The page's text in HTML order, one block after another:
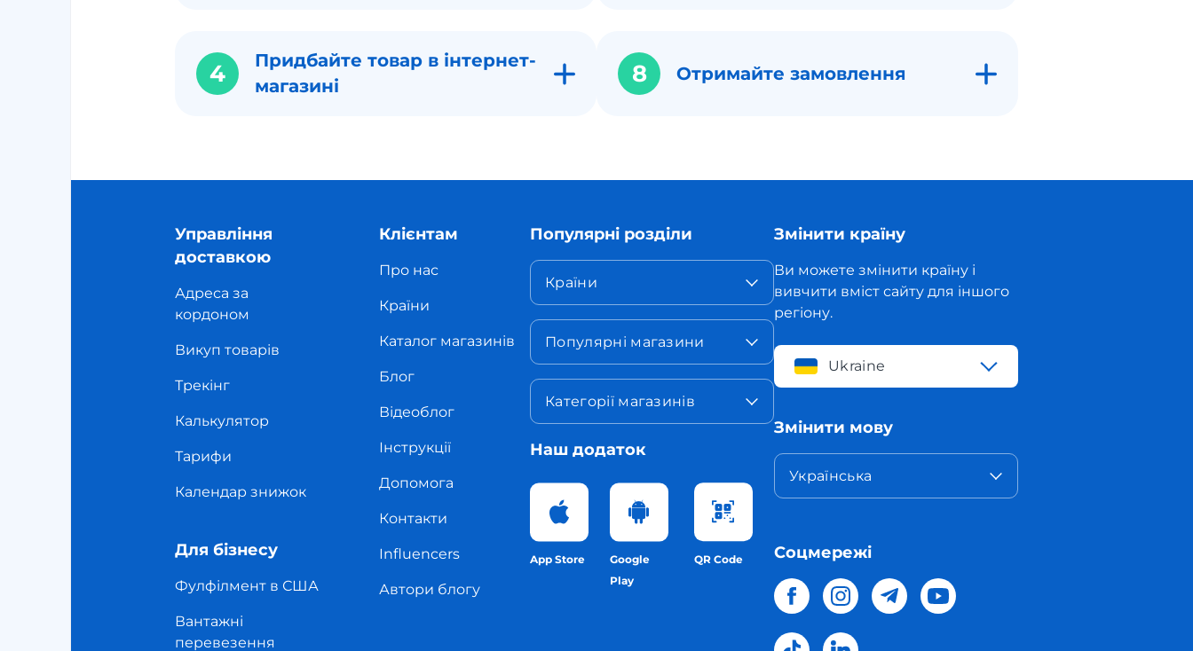
4
Придбайте товар в інтернет-
магазині
8 Отримайте замовлення
Управління
доставкою
Адреса за
кордоном
Викуп товарів
Трекінг
Калькулятор
Тарифи
Календар знижок
Для бізнесу
Фулфілмент в США
Вантажні
перевезення
Клієнтам
Про нас
Країни
Каталог магазинів
Блог
Відеоблог
Інструкції
Допомога
Контакти
Influencers
Автори блогу
Популярні розділи
Країни
Популярні магазини
Категорії магазинів
Наш додаток
App Store
Google
Play
QR Code
Змінити країну
Ви можете змінити країну і
вивчити вміст сайту для іншого
регіону.
Ukraine
Змінити мову
Українська
Соцмережі